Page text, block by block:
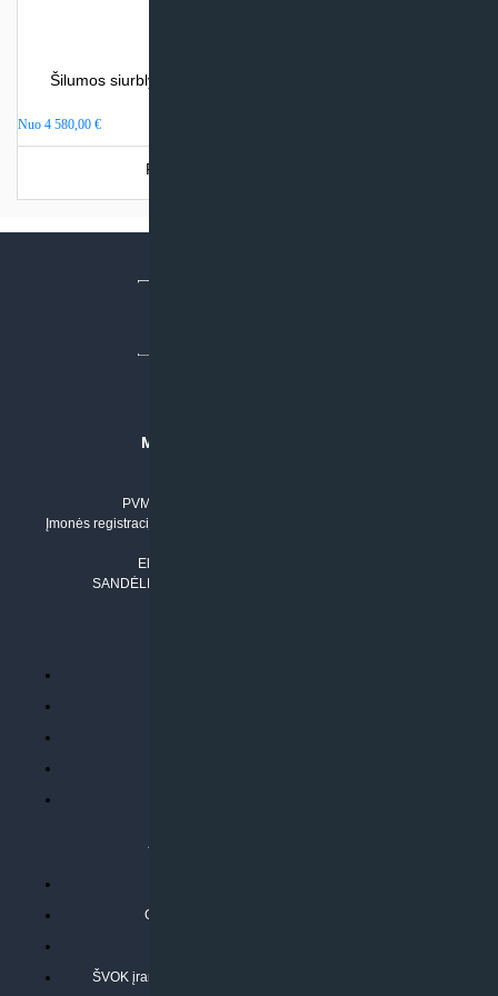
Šilumos siurblys oras – vanduo Atlantic LORIA (be integr.
Nuo 4 580,00 €
Produkto šiuo metu neturime.
MB “KLIMATO SPRENDIMAI”
PVM mokėtojo numeris: LT100011803210
Įmonės registracijos adresas: Draugystės g. 17-1, LT-51229 Kaunas
El. paštas:
SANDĖLIO ADRESAS: RUDMENOS G. 5-3, Kaunas
ATLIEKAMOS PASLAUGOS
Oras-vanduo šilumos siurblių montavimas
ŠVOK įrangos remontas, aptarnavimas ir techninė priežiūra